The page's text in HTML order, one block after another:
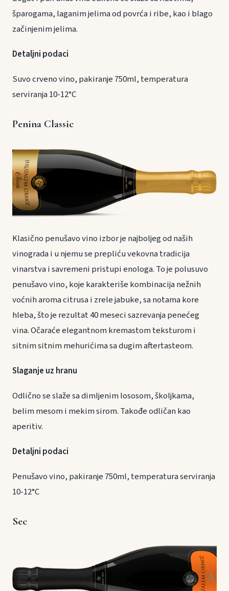
šparogama, laganim jelima od povrća i ribe, kao i blago
začinjenim jelima.
Detaljni podaci
Suvo crveno vino, pakiranje 750ml, temperatura
serviranja 10-12°C
Penina Classic
Klasično penušavo vino izbor je najboljeg od naših
vinograda i u njemu se prepliću vekovna tradicija
vinarstva i savremeni pristupi enologa. To je polusuvo
penušavo vino, koje karakteriše kombinacija nežnih
voćnih aroma citrusa i zrele jabuke, sa notama kore
hleba, što je rezultat 40 meseci sazrevanja penećeg
vina. Očaraće elegantnom kremastom teksturom i
sitnim sitnim mehurićima sa dugim aftertasteom.
Slaganje uz hranu
Odlično se slaže sa dimljenim lososom, školjkama,
belim mesom i mekim sirom. Takođe odličan kao
aperitiv.
Detaljni podaci
Penušavo vino, pakiranje 750ml, temperatura serviranja
10-12°C
Sec